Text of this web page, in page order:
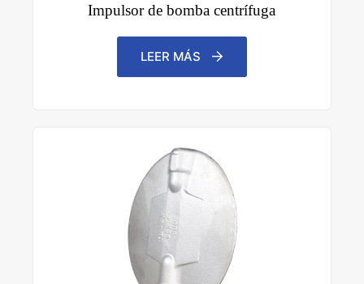
Impulsor de bomba centrífuga
LEER MÁS